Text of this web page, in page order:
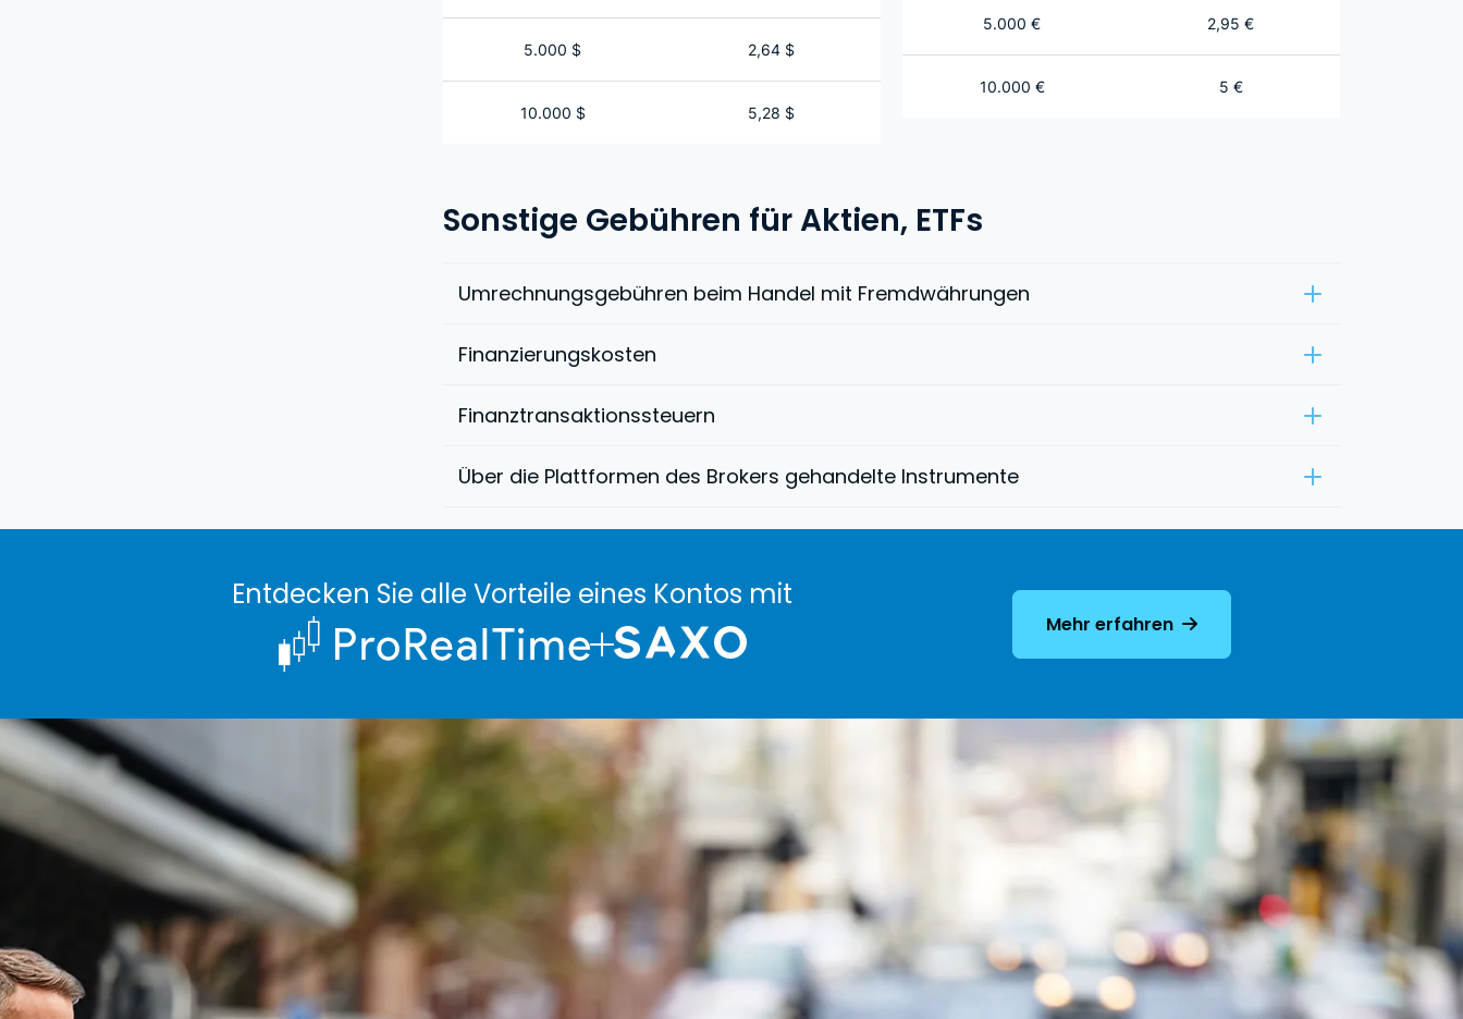
5.000 $ 2,64 $
10.000 $ 5,28 $
5.000 € 2,95 €
10.000 € 5 €
Sonstige Gebühren für Aktien, ETFs
Umrechnungsgebühren beim Handel mit Fremdwährungen
Finanzierungskosten
Finanztransaktionssteuern
Über die Plattformen des Brokers gehandelte Instrumente
Entdecken Sie alle Vorteile eines Kontos mit
Mehr erfahren